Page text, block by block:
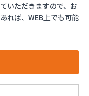
いただきますので、お
れば、WEB上でも可能